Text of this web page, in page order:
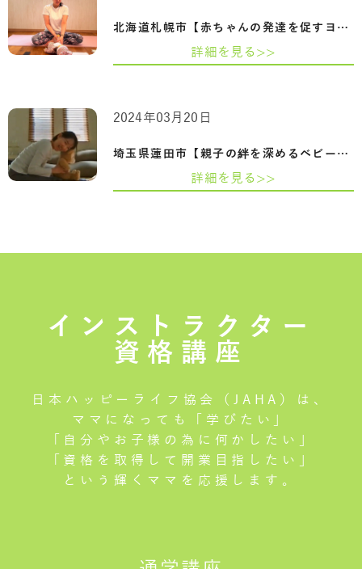
北海道札幌市【赤ちゃんの発達を促すヨガ…
詳細を見る>>
埼玉県蓮田市【親子の絆を深めるベビーヨ…
2024年03月20日
詳細を見る>>
インストラクター
資格講座
日本ハッピーライフ協会（JAHA）は、
ママになっても「学びたい」
「自分やお子様の為に何かしたい」
「資格を取得して開業目指したい」
という輝くママを応援します。